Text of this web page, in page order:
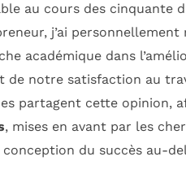
au cours des cinquante
j’ai personnellement
académique dans
de notre satisfaction au
partagent cette opinion,
, mises en avant par les
du succès au-